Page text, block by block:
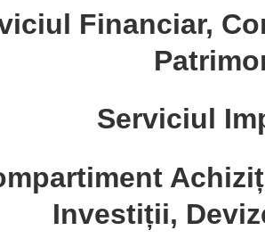
Financiar,
Serviciul
Investiții,